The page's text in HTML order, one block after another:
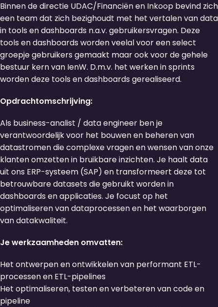
Binnen de directie UDAC/Financiën en Inkoop bevind zich
een team dat zich bezighoudt met het vertalen van data
in tools en dashboards n.a.v. gebruikersvragen. Deze
tools en dashboards worden veelal voor een select
groepje gebruikers gemaakt maar ook voor de gehele
bestuur kern van IenW. D.m.v. het werken in sprints
worden deze tools en dashboards gerealiseerd.
Opdrachtomschrijving:
Als business-analist / data engineer ben je
verantwoordelijk voor het bouwen en beheren van
datastromen die complexe vragen en wensen van onze
klanten omzetten in bruikbare inzichten. Je haalt data
uit ons ERP-systeem (SAP) en transformeert deze tot
betrouwbare datasets die gebruikt worden in
dashboards en applicaties. Je focust op het
optimaliseren van dataprocessen en het waarborgen
van datakwaliteit.
Je werkzaamheden omvatten:
Het ontwerpen en ontwikkelen van performant ETL-
processen en ETL-pipelines
Het optimaliseren, testen en verbeteren van code en
pipeline